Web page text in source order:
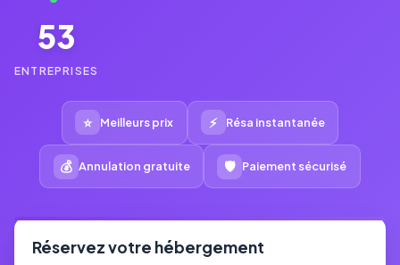
53
ENTREPRISES
⭐ Meilleurs prix ⚡ Résa instantanée
💰 Annulation gratuite 🛡 Paiement sécurisé
Réservez votre hébergement